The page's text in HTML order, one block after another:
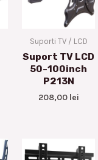
Suporti TV / LCD
Suport TV LCD
50-100inch
P213N
208,00 lei